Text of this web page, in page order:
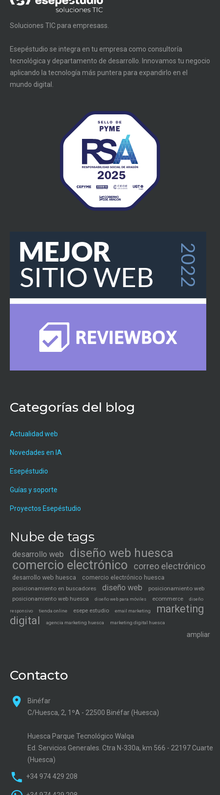
Soluciones TIC para empresass.
Esepéstudio se integra en tu empresa como consultoría
tecnológica y departamento de desarrollo. Innovamos tu negocio
aplicando la tecnología más puntera para expandirlo en el
mundo digital.
Categorías del blog
Actualidad web
Novedades en IA
Esepéstudio
Guías y soporte
Proyectos Esepéstudio
Nube de tags
desarrollo web
diseño web huesca
comercio electrónico
correo electrónico
desarrollo web huesca comercio electrónico huesca
posicionamiento en buscadores diseño web
posicionamiento web
posicionamiento web huesca
diseño web para móviles ecommerce diseño
responsivo tienda online esepe estudio email marketing
marketing
digital
agencia marketing huesca marketing digital huesca
ampliar
Contacto
Binéfar
C/Huesca, 2, 1ºA - 22500 Binéfar (Huesca)
Huesca Parque Tecnológico Walqa
Ed. Servicios Generales. Ctra N-330a, km 566 - 22197 Cuarte
(Huesca)
+34 974 429 208